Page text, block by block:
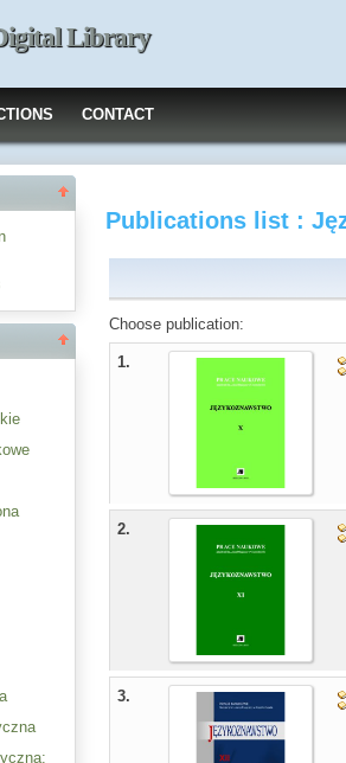
Library
CONTACT
Publications list :
Choose publication:
1.
2.
3.